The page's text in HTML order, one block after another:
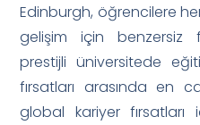
Edinburgh, öğrencilere
gelişim için benzersiz
prestijli üniversitede
fırsatları arasında en
global kariyer